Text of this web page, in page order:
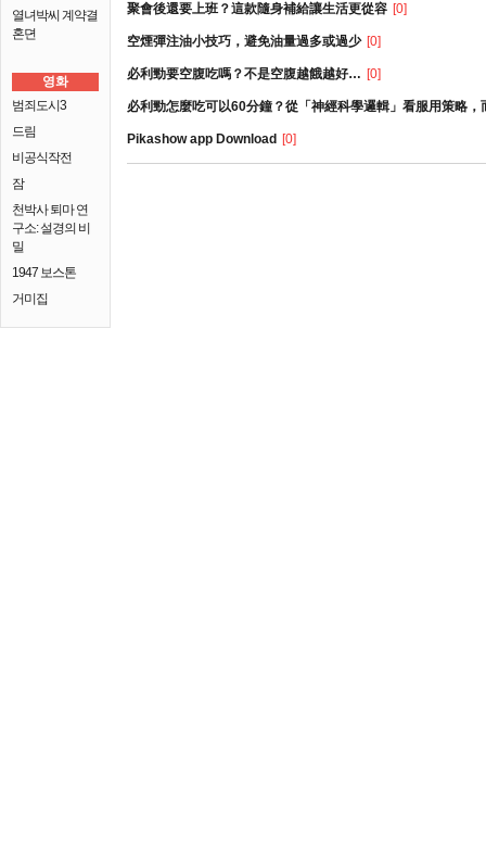
열녀박씨 계약결
혼뎐
영화
범죄도시3
드림
비공식작전
잠
천박사 퇴마 연
구소: 설경의 비
밀
1947 보스톤
거미집
聚會後還要上班？這款隨身補給讓生活更從容 [0]
空煙彈注油小技巧，避免油量過多或過少 [0]
必利勁要空腹吃嗎？不是空腹越餓越好… [0]
必利勁怎麼吃可以60分鐘？從「神經科學邏輯」看服用策略，
Pikashow app Download [0]